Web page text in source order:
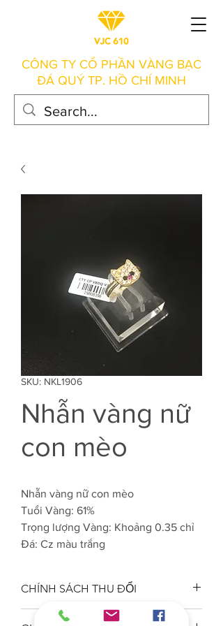
CÔNG TY CỔ PHẦN VÀNG BẠC
ĐÁ QUÝ TP. HỒ CHÍ MINH
SKU: NKL1906
Nhẫn vàng nữ
con mèo
Nhẫn vàng nữ con mèo
Tuổi Vàng: 61%
Trọng lượng Vàng: Khoảng 0.35 chỉ
Đá: Cz màu trắng
CHÍNH SÁCH THU ĐỔI
Công ty VJC 610 đảm bảo chất